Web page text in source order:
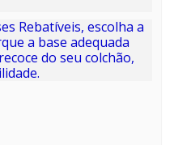
Rebatíveis, escolha a
a base adequada
do seu colchão,